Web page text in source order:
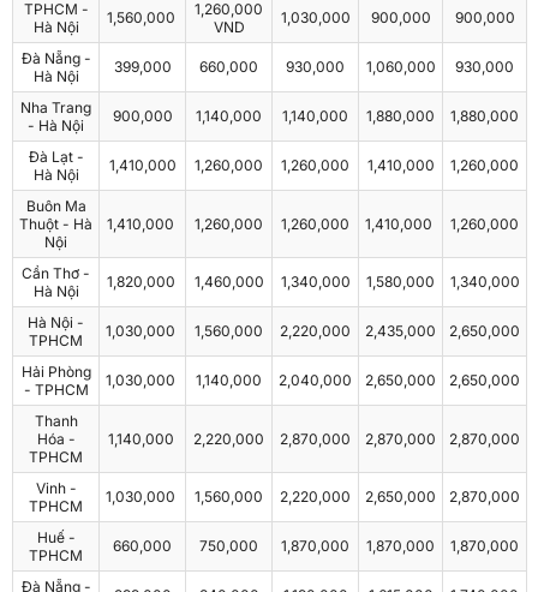
TPHCM -
Hà Nội
1,560,000
1,260,000
VND
1,030,000 900,000 900,000
Đà Nẵng -
Hà Nội
399,000 660,000 930,000 1,060,000 930,000
Nha Trang
- Hà Nội
900,000 1,140,000 1,140,000 1,880,000 1,880,000
Đà Lạt -
Hà Nội
1,410,000 1,260,000 1,260,000 1,410,000 1,260,000
Buôn Ma
Thuột - Hà
Nội
1,410,000 1,260,000 1,260,000 1,410,000 1,260,000
Cần Thơ -
Hà Nội
1,820,000 1,460,000 1,340,000 1,580,000 1,340,000
Hà Nội -
TPHCM
1,030,000 1,560,000 2,220,000 2,435,000 2,650,000
Hải Phòng
- TPHCM
1,030,000 1,140,000 2,040,000 2,650,000 2,650,000
Thanh
Hóa -
TPHCM
1,140,000 2,220,000 2,870,000 2,870,000 2,870,000
Vinh -
TPHCM
1,030,000 1,560,000 2,220,000 2,650,000 2,870,000
Huế -
TPHCM
660,000 750,000 1,870,000 1,870,000 1,870,000
Đà Nẵng -